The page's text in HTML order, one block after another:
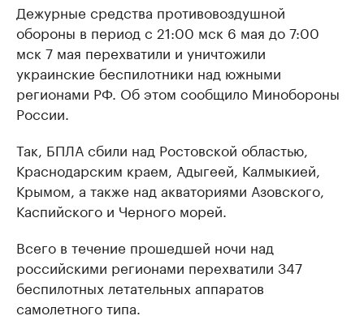
Дежурные средства противовоздушной
обороны в период с 21:00 мск 6 мая до 7:00
мск 7 мая перехватили и уничтожили
украинские беспилотники над южными
регионами РФ. Об этом сообщило Минобороны
России.
Так, БПЛА сбили над Ростовской областью,
Краснодарским краем, Адыгеей, Калмыкией,
Крымом, а также над акваториями Азовского,
Каспийского и Черного морей.
Всего в течение прошедшей ночи над
российскими регионами перехватили 347
беспилотных летательных аппаратов
самолетного типа.